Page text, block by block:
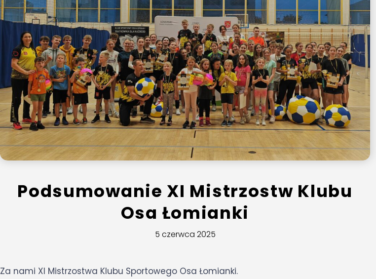
Podsumowanie XI Mistrzostw Klubu
Osa Łomianki
5 czerwca 2025
Za nami XI Mistrzostwa Klubu Sportowego Osa Łomianki.